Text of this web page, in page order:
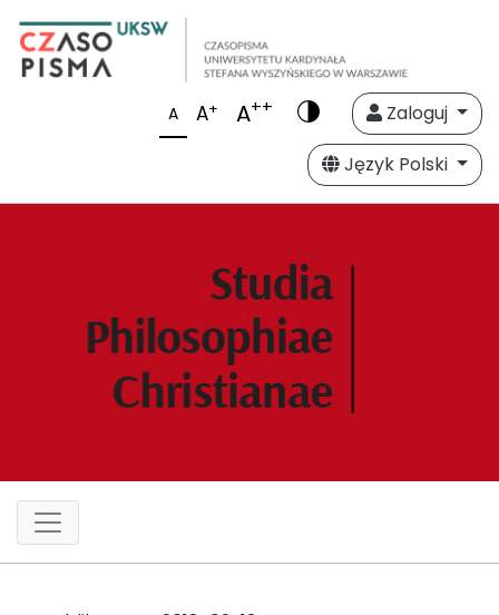
A A+ A++
Zaloguj
Język Polski